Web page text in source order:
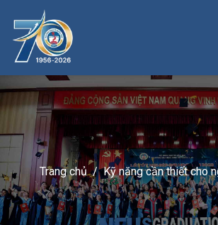
Trang chủ / Kỹ năng cần thiết cho